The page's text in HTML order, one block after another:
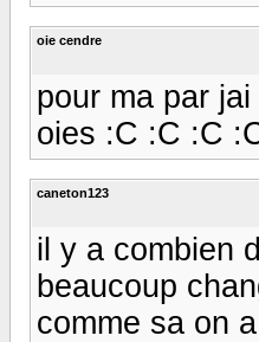
oie cendre
pour ma par
oies :C :C :C
caneton123
il y a combien
beaucoup
comme sa on